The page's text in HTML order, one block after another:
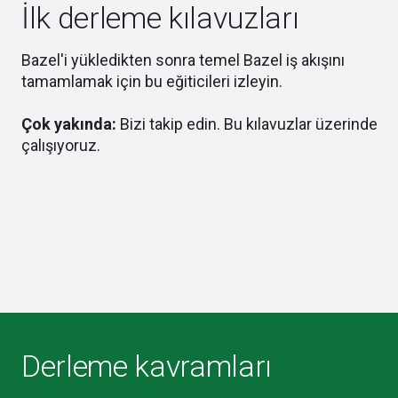
İlk derleme kılavuzları
Bazel'i yükledikten sonra temel Bazel iş akışını
tamamlamak için bu eğiticileri izleyin.
Çok yakında: Bizi takip edin. Bu kılavuzlar üzerinde
çalışıyoruz.
Derleme kavramları